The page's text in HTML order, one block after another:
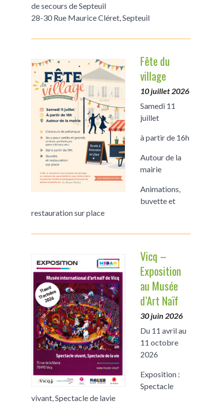
de secours de Septeuil
28-30 Rue Maurice Cléret, Septeuil
Fête du
village
10 juillet 2026
Samedi 11
juillet
à partir de 16h
Autour de la
mairie
Animations,
buvette et
restauration sur place
Vicq –
Exposition
au Musée
d’Art Naïf
30 juin 2026
Du 11 avril au
11 octobre
2026
Exposition :
Spectacle
vivant, Spectacle de lavie